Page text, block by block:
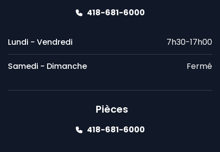
418-681-6000
Lundi - Vendredi 7h30-17h00
Samedi - Dimanche Fermé
Pièces
418-681-6000